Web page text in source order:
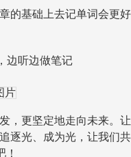
的基础上去记单词会更好
，边听边做笔记
，更坚定地走向未来。让
逐光、成为光，让我们共